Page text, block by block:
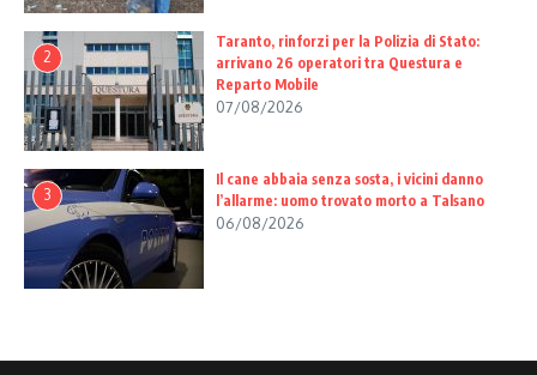
2
Taranto, rinforzi per la Polizia di Stato:
arrivano 26 operatori tra Questura e
Reparto Mobile
07/08/2026
3
Il cane abbaia senza sosta, i vicini danno
l’allarme: uomo trovato morto a Talsano
06/08/2026